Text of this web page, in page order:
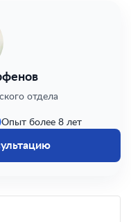
отдела
Опыт более 8 лет